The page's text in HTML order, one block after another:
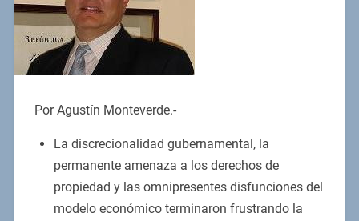
Por Agustín Monteverde.-
La discrecionalidad gubernamental, la
permanente amenaza a los derechos de
propiedad y las omnipresentes disfunciones del
modelo económico terminaron frustrando la